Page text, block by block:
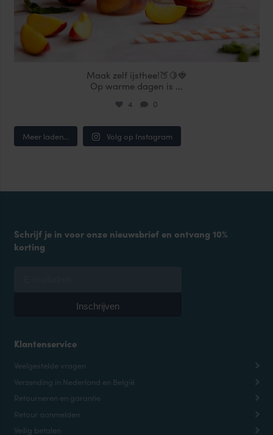
Maak zelf ijsthee!🍑🍋🍓
Op warme dagen is ...
4 0
Meer laden... Volg op Instagram
Klantenservice
Veelgestelde vragen
Verzending in Nederland en België
Retourneren en garantie
Retour aanmelden
Veilig betalen
Schrijf je in voor onze nieuwsbrief en ontvang 10%
korting